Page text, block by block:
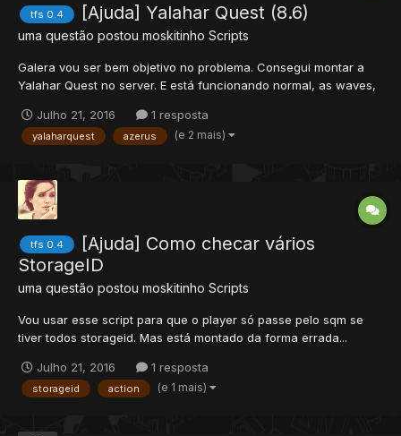
tfs 0.4 [Ajuda] Yalahar Quest (8.6)
uma questão postou moskitinho Scripts
Galera vou ser bem objetivo no problema. Consegui montar a
Yalahar Quest no server. E está funcionando normal, as waves,
fechando... O que não funcionou é que em certo momento o
Azerus da sala DEVERIA ser removido, para entrar o Azer...
Julho 21, 2016 1 resposta
yalaharquest azerus (e 2 mais)
tfs 0.4
[Ajuda] Como checar vários
StorageID
uma questão postou moskitinho Scripts
Vou usar esse script para que o player só passe pelo sqm se
tiver todos storageid. Mas está montado da forma errada...
z = 7}local position2 = {x = 830, y = 69, z = 7}if
(getPlayerStorageValue(cid, 10274, 10275, 10276, 1027...
Julho 21, 2016 1 resposta
storageid action (e 1 mais)